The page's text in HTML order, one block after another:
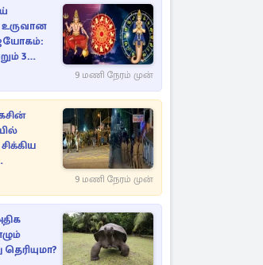
3
9 மணி நேரம் முன்
9 மணி நேரம் முன்